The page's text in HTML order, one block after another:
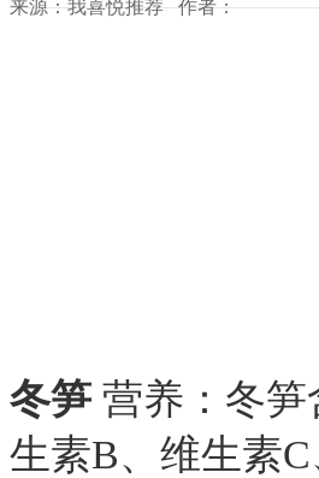
来源：我喜悦推荐 作者：
冬笋 营养：冬
生素B、维生素